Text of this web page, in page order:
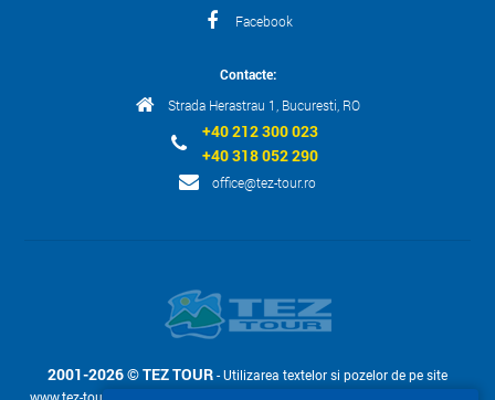
Facebook
Contacte:
Strada Herastrau 1, Bucuresti, RO
+40 212 300 023
+40 318 052 290
office@tez-tour.ro
2001-2026 © TEZ TOUR - Utilizarea textelor si pozelor de pe site